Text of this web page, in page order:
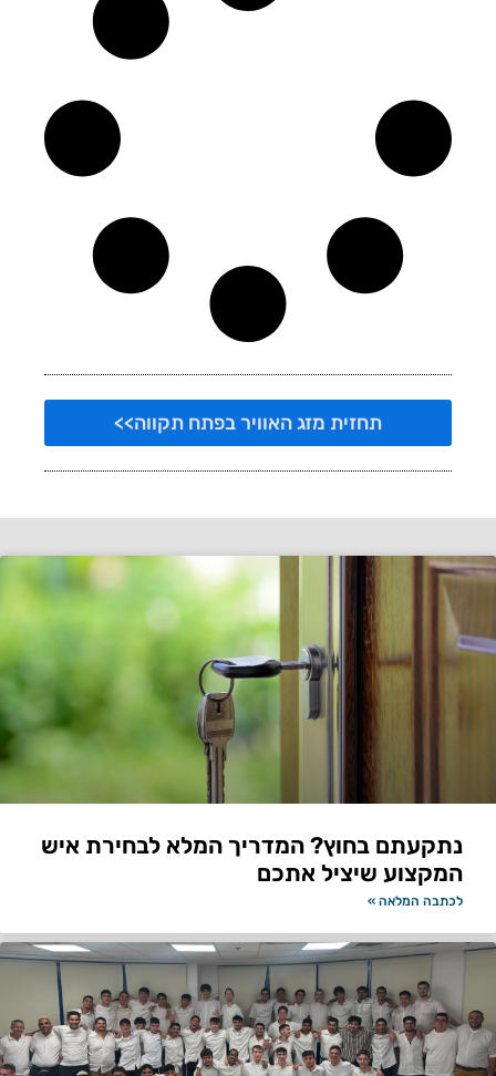
תחזית מזג האוויר בפתח תקווה>>
נתקעתם בחוץ? המדריך המלא לבחירת איש
המקצוע שיציל אתכם
לכתבה המלאה »